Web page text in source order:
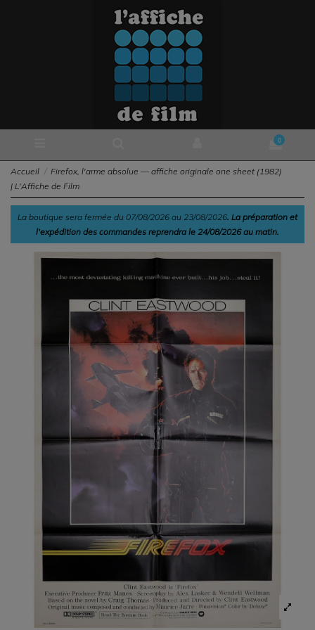
0
Accueil
Firefox, l'arme absolue — affiche originale one sheet (1982)
| L'Affiche de Film
La boutique sera fermée du 07/08/2026 au 23/08/2026. La préparation et
l'expédition des commandes reprendra le 24/08/2026 au matin.